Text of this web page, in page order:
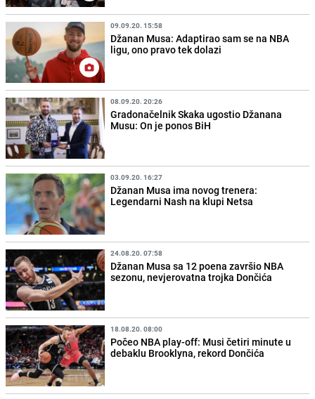
09.09.20. 15:58
Džanan Musa: Adaptirao sam se na NBA
ligu, ono pravo tek dolazi
08.09.20. 20:26
Gradonačelnik Skaka ugostio Džanana
Musu: On je ponos BiH
03.09.20. 16:27
Džanan Musa ima novog trenera:
Legendarni Nash na klupi Netsa
24.08.20. 07:58
Džanan Musa sa 12 poena završio NBA
sezonu, nevjerovatna trojka Dončića
18.08.20. 08:00
Počeo NBA play-off: Musi četiri minute u
debaklu Brooklyna, rekord Dončića